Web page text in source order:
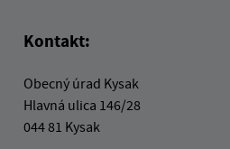
Kontakt:
Obecný úrad Kysak
Hlavná ulica 146/28
044 81 Kysak